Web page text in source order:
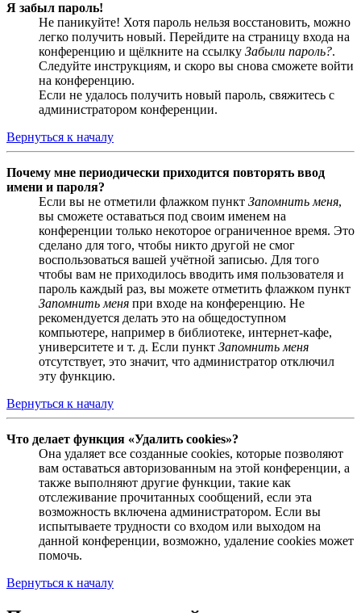
Я забыл пароль!
Не паникуйте! Хотя пароль нельзя восстановить, можно
легко получить новый. Перейдите на страницу входа на
конференцию и щёлкните на ссылку Забыли пароль?.
Следуйте инструкциям, и скоро вы снова сможете войти
на конференцию.
Если не удалось получить новый пароль, свяжитесь с
администратором конференции.
Вернуться к началу
Почему мне периодически приходится повторять ввод
имени и пароля?
Если вы не отметили флажком пункт Запомнить меня,
вы сможете оставаться под своим именем на
конференции только некоторое ограниченное время. Это
сделано для того, чтобы никто другой не смог
воспользоваться вашей учётной записью. Для того
чтобы вам не приходилось вводить имя пользователя и
пароль каждый раз, вы можете отметить флажком пункт
Запомнить меня при входе на конференцию. Не
рекомендуется делать это на общедоступном
компьютере, например в библиотеке, интернет-кафе,
университете и т. д. Если пункт Запомнить меня
отсутствует, это значит, что администратор отключил
эту функцию.
Вернуться к началу
Что делает функция «Удалить cookies»?
Она удаляет все созданные cookies, которые позволяют
вам оставаться авторизованным на этой конференции, а
также выполняют другие функции, такие как
отслеживание прочитанных сообщений, если эта
возможность включена администратором. Если вы
испытываете трудности со входом или выходом на
данной конференции, возможно, удаление cookies может
помочь.
Вернуться к началу